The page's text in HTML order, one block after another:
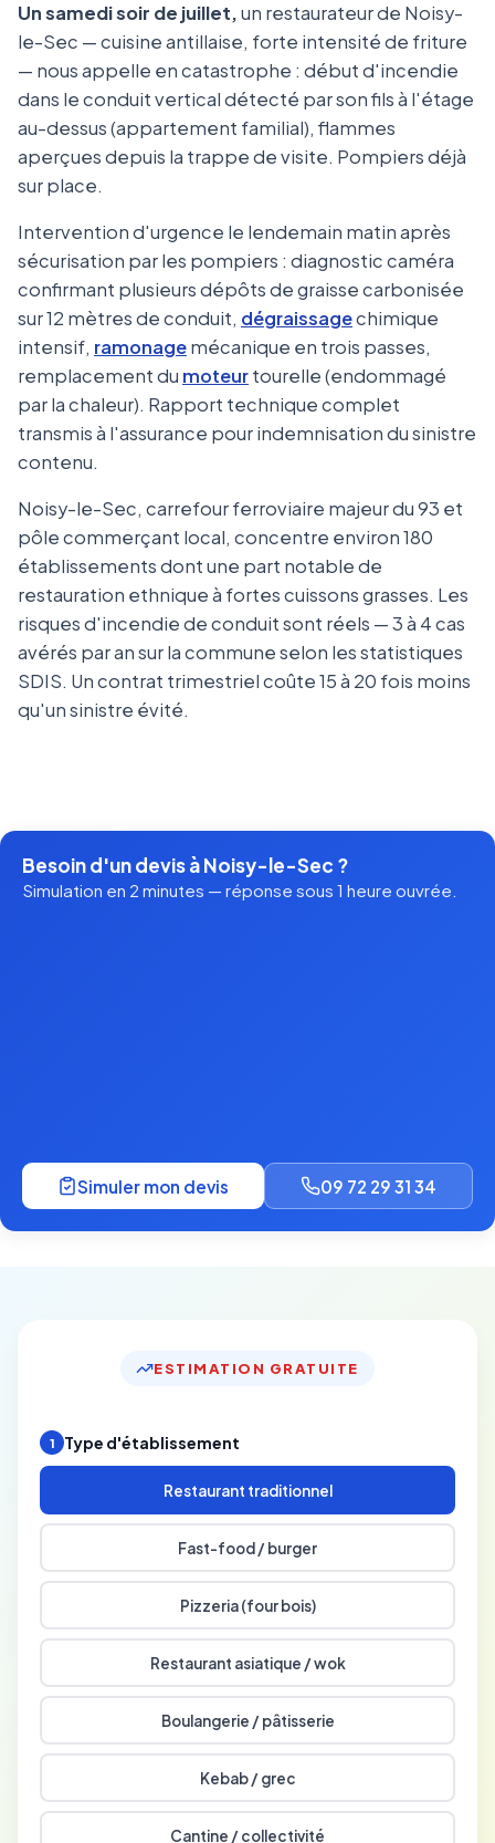
Un samedi soir de juillet,un restaurateur de Noisy-
le-Sec — cuisine antillaise, forte intensité de friture
— nous appelle en catastrophe : début d'incendie
dans le conduit vertical détecté par son fils à l'étage
au-dessus (appartement familial), flammes
aperçues depuis la trappe de visite. Pompiers déjà
sur place.
Intervention d'urgence le lendemain matin après
sécurisation par les pompiers : diagnostic caméra
confirmant plusieurs dépôts de graisse carbonisée
sur 12 mètres de conduit, dégraissagechimique
intensif, ramonagemécanique en trois passes,
remplacement du moteurtourelle (endommagé
par la chaleur). Rapport technique complet
transmis à l'assurance pour indemnisation du sinistre
contenu.
Noisy-le-Sec, carrefour ferroviaire majeur du 93 et
pôle commerçant local, concentre environ 180
établissements dont une part notable de
restauration ethnique à fortes cuissons grasses. Les
risques d'incendie de conduit sont réels — 3 à 4 cas
avérés par an sur la commune selon les statistiques
SDIS. Un contrat trimestriel coûte 15 à 20 fois moins
qu'un sinistre évité.
Besoin d'un devis à Noisy-le-Sec ?
Simulation en 2 minutes — réponse sous 1 heure ouvrée.
Simuler mon devis 09 72 29 31 34
ESTIMATION GRATUITE
1 Type d'établissement
Restaurant traditionnel
Fast-food / burger
Pizzeria (four bois)
Restaurant asiatique / wok
Boulangerie / pâtisserie
Kebab / grec
Cantine / collectivité